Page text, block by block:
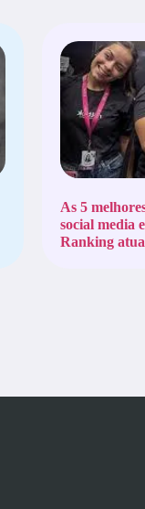
As 5
social media
Ranking